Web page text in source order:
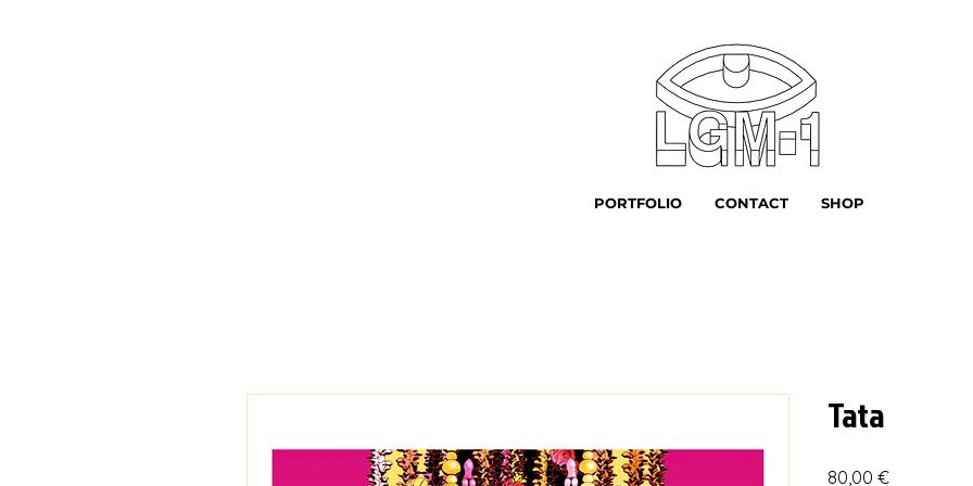
PORTFOLIO CONTACT SHOP
Tata
80,00 €Prix